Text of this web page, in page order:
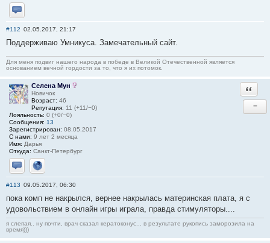
Отправить личное сообщение
#112 02.05.2017, 21:17
Поддерживаю Умникуса. Замечательный сайт.
Для меня подвиг нашего народа в победе в Великой Отечественной является
основанием вечной гордости за то, что я их потомок.
Селена Мун
Новичок
Возраст: 46
Репутация: 11 (+11/−0)
Лояльность: 0 (+0/−0)
Сообщения: 13
Зарегистрирован: 08.05.2017
С нами: 9 лет 2 месяца
Имя: Дарья
Откуда: Санкт-Петербург
Отправить личное сообщение
Сайт
−
#113 09.05.2017, 06:30
пока комп не накрылся, вернее накрылась материнская плата, я с
удовольствием в онлайн игры играла, правда стимуляторы....
я слепая.. ну почти, врач сказал кератоконус... в результате рукопись заморозила на
время)))